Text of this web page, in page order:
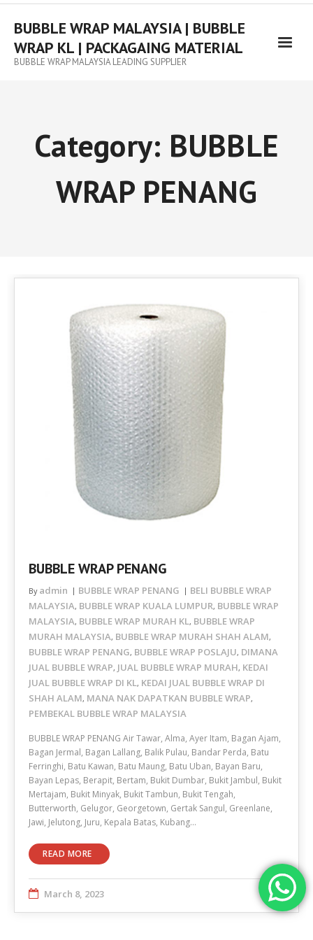
Skip
contentBUBBLE WRAP MALAYSIA | BUBBLE
WRAP KL | PACKAGAING MATERIAL
BUBBLE WRAP MALAYSIA LEADING SUPPLIER
Category: BUBBLE
WRAP PENANG
BUBBLE WRAP PENANG
By admin BUBBLE WRAP PENANG
BELI BUBBLE WRAP
MALAYSIA, BUBBLE WRAP KUALA LUMPUR, BUBBLE WRAP
MALAYSIA, BUBBLE WRAP MURAH KL, BUBBLE WRAP
MURAH MALAYSIA, BUBBLE WRAP MURAH SHAH ALAM,
BUBBLE WRAP PENANG, BUBBLE WRAP POSLAJU, DIMANA
JUAL BUBBLE WRAP, JUAL BUBBLE WRAP MURAH, KEDAI
JUAL BUBBLE WRAP DI KL, KEDAI JUAL BUBBLE WRAP DI
SHAH ALAM, MANA NAK DAPATKAN BUBBLE WRAP,
PEMBEKAL BUBBLE WRAP MALAYSIA
BUBBLE WRAP PENANG Air Tawar, Alma, Ayer Itam, Bagan Ajam,
Bagan Jermal, Bagan Lallang, Balik Pulau, Bandar Perda, Batu
Ferringhi, Batu Kawan, Batu Maung, Batu Uban, Bayan Baru,
Bayan Lepas, Berapit, Bertam, Bukit Dumbar, Bukit Jambul, Bukit
Mertajam, Bukit Minyak, Bukit Tambun, Bukit Tengah,
Butterworth, Gelugor, Georgetown, Gertak Sangul, Greenlane,
Jawi, Jelutong, Juru, Kepala Batas, Kubang…
READ MORE
March 8, 2023